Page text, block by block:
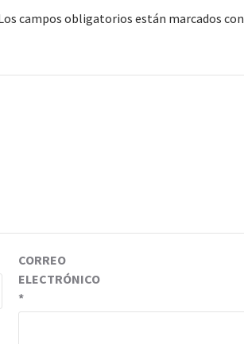
campos obligatorios están marcados con
CORREO
ELECTRÓNICO
*